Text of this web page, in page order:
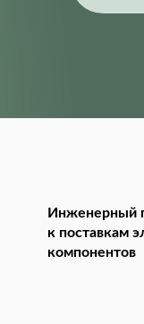
Инженерный
к поставкам
компонентов